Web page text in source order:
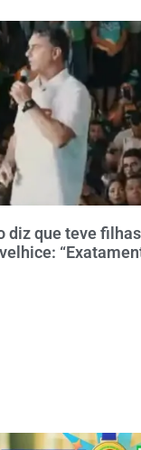
diz que teve